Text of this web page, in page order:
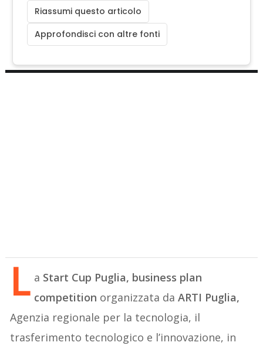
Riassumi questo articolo
Approfondisci con altre fonti
L a Start Cup Puglia, business plan
competition organizzata daARTI Puglia,
Agenzia regionale per la tecnologia, il
trasferimento tecnologico e l’innovazione, in